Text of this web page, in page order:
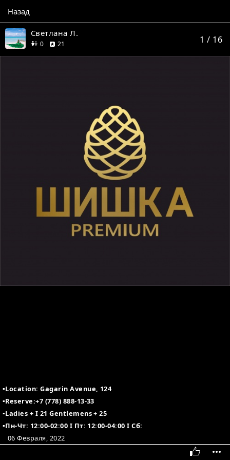
Назад
Светлана Л.
0друзей
21 1 / 16
▪️Location: Gagarin Avenue, 124
▪️Reserve:+7 (778) 888-13-33
▪️Ladies + I 21 Gentlemens + 25
▪️Пн-Чт: 12:00-02:00 I Пт: 12:00-04:00 I Сб:
06 Февраля, 2022